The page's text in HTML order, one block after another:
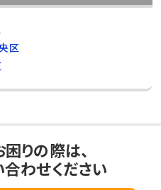
区
りの際は、
わせください